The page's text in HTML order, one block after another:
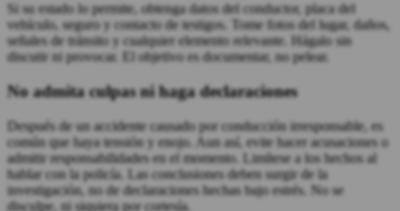
Si su estado lo permite, obtenga datos del conductor, placa del
vehículo, seguro y contacto de testigos. Tome fotos del lugar, daños,
señales de tránsito y cualquier elemento relevante. Hágalo sin
discutir ni provocar. El objetivo es documentar, no pelear.
No admita culpas ni haga declaraciones
Después de un accidente causado por conducción irresponsable, es
común que haya tensión y enojo. Aun así, evite hacer acusaciones o
admitir responsabilidades en el momento. Limítese a los hechos al
hablar con la policía. Las conclusiones deben surgir de la
investigación, no de declaraciones hechas bajo estrés. No se
disculpe, ni siquiera por cortesía.